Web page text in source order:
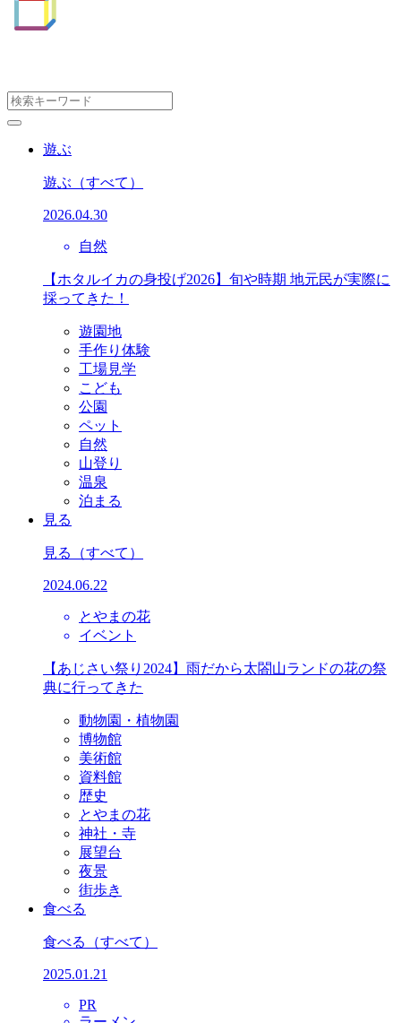
遊ぶ
遊ぶ （すべて）
2026.04.30
自然
【ホタルイカの身投げ2026】旬や時期 地元民が実際に
採ってきた！
遊園地
手作り体験
工場見学
こども
公園
ペット
自然
山登り
温泉
泊まる
見る
見る （すべて）
2024.06.22
とやまの花
イベント
【あじさい祭り2024】雨だから太閤山ランドの花の祭
典に行ってきた
動物園・植物園
博物館
美術館
資料館
歴史
とやまの花
神社・寺
展望台
夜景
街歩き
食べる
食べる （すべて）
2025.01.21
PR